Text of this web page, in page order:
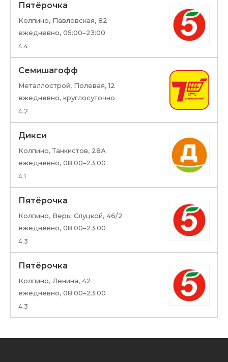
Пятёрочка
Колпино, Павловская, 82
ежедневно, 05:00–23:00
4.4
Семишагофф
Металлострой, Полевая, 12
ежедневно, круглосуточно
4.2
Дикси
Колпино, Танкистов, 28А
ежедневно, 08:00–23:00
4.1
Пятёрочка
Колпино, Веры Слуцкой, 46/2
ежедневно, 08:00–23:00
4.3
Пятёрочка
Колпино, Ленина, 42
ежедневно, 08:00–23:00
4.3